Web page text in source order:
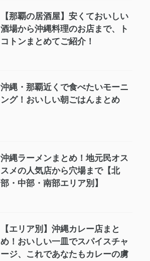
【那覇の居酒屋】安くておいしい
酒場から沖縄料理のお店まで、ト
コトンまとめてご紹介！
沖縄・那覇近くで食べたいモーニ
ング！おいしい朝ごはんまとめ
沖縄ラーメンまとめ！地元民オス
スメの人気店から穴場まで【北
部・中部・南部エリア別】
【エリア別】沖縄カレー店まと
め！おいしい一皿でスパイスチャ
ージ、これであなたもカレーの虜